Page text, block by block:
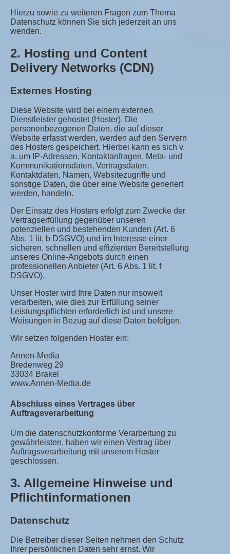
Hierzu sowie zu weiteren Fragen zum Thema
Datenschutz können Sie sich jederzeit an uns
wenden.
2. Hosting und Content
Delivery Networks (CDN)
Externes Hosting
Diese Website wird bei einem externen
Dienstleister gehostet (Hoster). Die
personenbezogenen Daten, die auf dieser
Website erfasst werden, werden auf den Servern
des Hosters gespeichert. Hierbei kann es sich v.
a. um IP-Adressen, Kontaktanfragen, Meta- und
Kommunikationsdaten, Vertragsdaten,
Kontaktdaten, Namen, Websitezugriffe und
sonstige Daten, die über eine Website generiert
werden, handeln.
Der Einsatz des Hosters erfolgt zum Zwecke der
Vertragserfüllung gegenüber unseren
potenziellen und bestehenden Kunden (Art. 6
Abs. 1 lit. b DSGVO) und im Interesse einer
sicheren, schnellen und effizienten Bereitstellung
unseres Online-Angebots durch einen
professionellen Anbieter (Art. 6 Abs. 1 lit. f
DSGVO).
Unser Hoster wird Ihre Daten nur insoweit
verarbeiten, wie dies zur Erfüllung seiner
Leistungspflichten erforderlich ist und unsere
Weisungen in Bezug auf diese Daten befolgen.
Wir setzen folgenden Hoster ein:
Annen-Media
Bredenweg 29
33034 Brakel
www.Annen-Media.de
Abschluss eines Vertrages über
Auftragsverarbeitung
Um die datenschutzkonforme Verarbeitung zu
gewährleisten, haben wir einen Vertrag über
Auftragsverarbeitung mit unserem Hoster
geschlossen.
3. Allgemeine Hinweise und
Pflichtinformationen
Datenschutz
Die Betreiber dieser Seiten nehmen den Schutz
Ihrer persönlichen Daten sehr ernst. Wir